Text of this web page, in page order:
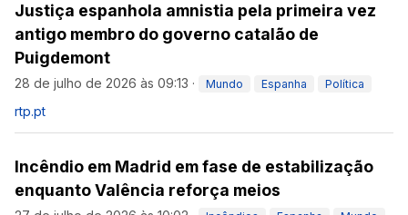
Justiça espanhola amnistia pela primeira vez
antigo membro do governo catalão de
Puigdemont
28 de julho de 2026 às 09:13 · Mundo Espanha Política
rtp.pt
Incêndio em Madrid em fase de estabilização
enquanto Valência reforça meios